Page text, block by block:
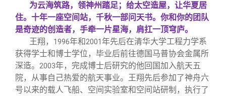
西南联大校友会
义工计划
新媒体平台
青春风采
校友文苑
校友讲坛
信息化服务
三创大赛
实用信息
总会简介
会长致辞
总会章程
关闭
为云海筑路，领神州踏足；给太空造屋，让华夏居
住。十年一座空间站，千秋一部问天书。你和你的团队
是奇迹的创造者，手牵一片星海，肩扛一顶穹庐。
王翔，
1996年和2001 年先后在清华大学工程力学系
获得学士和博士学位，毕业后前往德国马普协会金属所
深造。
2003年，完成博士后研究的他回国加入航天五
院，从事自己热爱的航天事业。王翔先后参加了神舟六
号以来的载人飞船、空间实验室和空间站研制，执行了